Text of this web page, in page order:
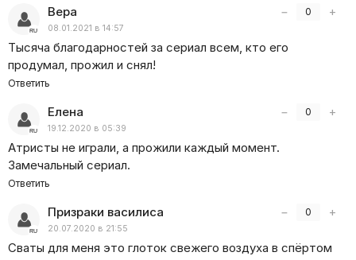
− 0 +
Вера
08.01.2021 в 14:57
Тысяча благодарностей за сериал всем, кто его
продумал, прожил и снял!
Ответить
− 0 +
Елена
19.12.2020 в 05:39
Атристы не играли, а прожили каждый момент.
Замечальный сериал.
Ответить
− 0 +
Призраки василиса
20.07.2020 в 21:55
Сваты для меня это глоток свежего воздуха в спёртом